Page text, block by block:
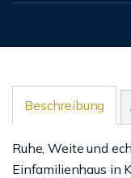
Beschreibung
Ruhe, Weite und
Einfamilienhaus in